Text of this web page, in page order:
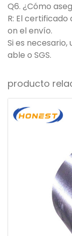
Q6. ¿Cómo
R: El
on el envío.
Si es
able o SGS.
producto